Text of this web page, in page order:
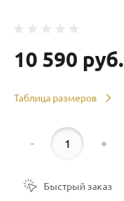
10 590 руб.
Таблица размеров
- +
Быстрый заказ